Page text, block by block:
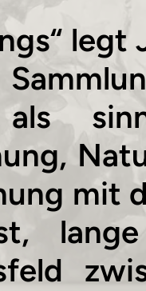
legt
mit